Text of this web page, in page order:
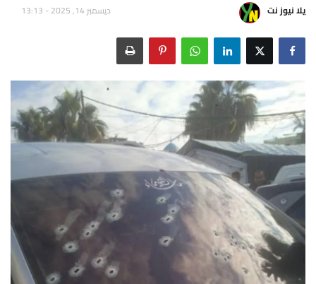
تكنولوجيا وعلوم
صحة ولياقة
أطباق من المطابخ العربية
سياحة وسفر
منوعات عامة
جاليري الفن التشكيلي
من نحن
سياسة الخصوصية
يلا نيوز نت ديسمبر 14, 2025 - 13:13